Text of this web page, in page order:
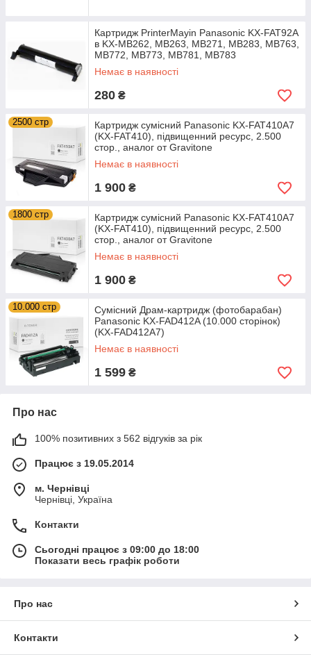
Картридж PrinterMayin Panasonic KX-FAT92A
в KX-MB262, MB263, MB271, MB283, MB763,
MB772, MB773, MB781, MB783
Немає в наявності
280 ₴
2500 стр
Картридж сумісний Panasonic KX-FAT410A7
(KX-FAT410), підвищенний ресурс, 2.500
стор., аналог от Gravitone
Немає в наявності
1 900 ₴
1800 стр
Картридж сумісний Panasonic KX-FAT410A7
(KX-FAT410), підвищенний ресурс, 2.500
стор., аналог от Gravitone
Немає в наявності
1 900 ₴
10.000 стр
Сумісний Драм-картридж (фотобарабан)
Panasonic KX-FAD412A (10.000 сторінок)
(KX-FAD412A7)
Немає в наявності
1 599 ₴
Про нас
100% позитивних з 562 відгуків за рік
Працює з 19.05.2014
м. Чернівці
Чернівці, Україна
Контакти
Сьогодні працює з 09:00 до 18:00
Показати весь графік роботи
Про нас
Контакти